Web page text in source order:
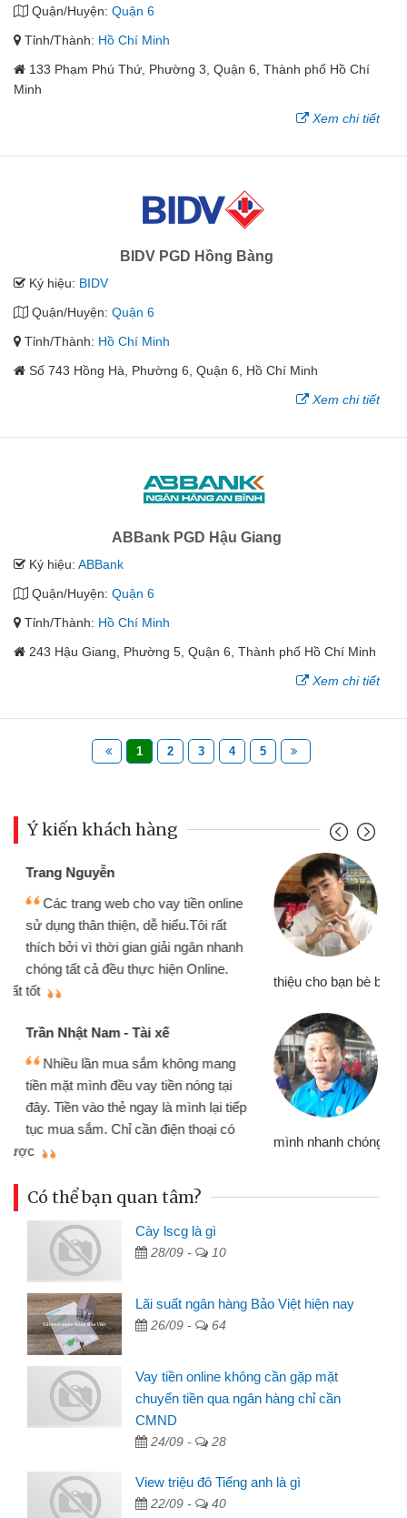
Quận/Huyện: Quận 6
Tỉnh/Thành: Hồ Chí Minh
133 Phạm Phú Thứ, Phường 3, Quận 6, Thành phố Hồ Chí
Minh
Xem chi tiết
BIDV PGD Hồng Bàng
Ký hiệu: BIDV
Quận/Huyện: Quận 6
Tỉnh/Thành: Hồ Chí Minh
Số 743 Hồng Hà, Phường 6, Quận 6, Hồ Chí Minh
Xem chi tiết
ABBank PGD Hậu Giang
Ký hiệu: ABBank
Quận/Huyện: Quận 6
Tỉnh/Thành: Hồ Chí Minh
243 Hậu Giang, Phường 5, Quận 6, Thành phố Hồ Chí Minh
Xem chi tiết
1 2 3 4 5
Ý kiến khách hàng
Mình cần tiền gấp nên định cầm cố
chiếc xe wave nhưng thật may đã có
gói vay tiền bằng CMND online không
cần gặp mặt nên rất tiện lợi, sẽ giới
thiệu cho bạn bè biết
Cấn Văn Lực - Tạp hóa
Tôi kinh doanh buôn bán nhỏ lẻ
nhiều lúc cần vốn nhập hàng, nhờ biết
đến website qua bạn bè giới thiệu tôi
đã giải quyết được công việc của
Có thể bạn quan tâm?
Cày lscg là gì
28/09 - 10
Lãi suất ngân hàng Bảo Việt hiện nay
26/09 - 64
Vay tiền online không cần gặp mặt
chuyển tiền qua ngân hàng chỉ cần
CMND
24/09 - 28
View triệu đô Tiếng anh là gì
22/09 - 40